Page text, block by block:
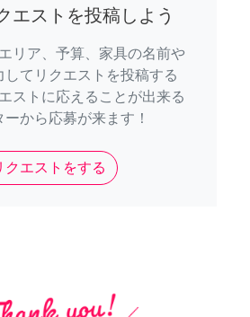
エストを投稿しよう
リア、予算、家具の名前や
してリクエストを投稿する
ストに応えることが出来る
ーから応募が来ます！
クエストをする